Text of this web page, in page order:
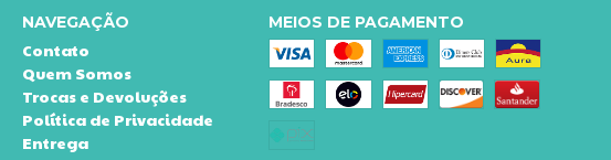
NAVEGAÇÃO
Contato
Quem Somos
Trocas e Devoluções
Política de Privacidade
Entrega
MEIOS DE PAGAMENTO